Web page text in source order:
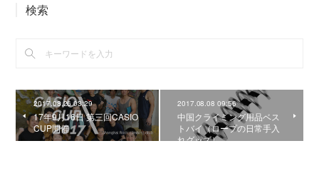
検索
2017.08.26 03:29
17年9月16日 第三回CASIO
CUP開催
2017.08.08 09:56
中国クライミング用品ベス
トバイ（ロープの日常手入
れグッズ）